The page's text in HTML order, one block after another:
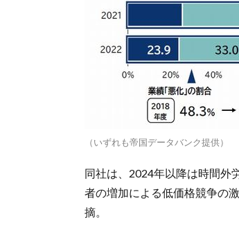
（いずれも帝国データバンク提供）
同社は、2024年以降は時間外
者の増加による低価格競争の
摘。